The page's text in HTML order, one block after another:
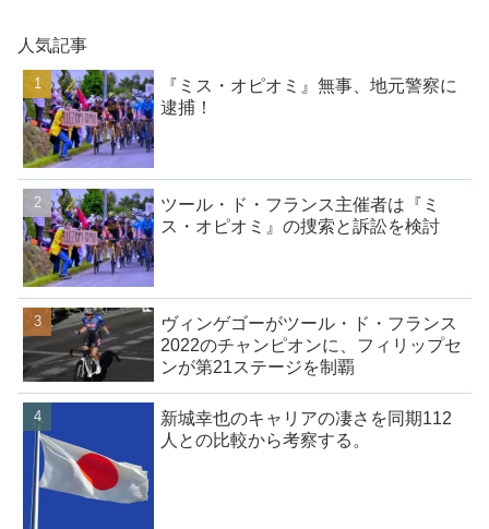
人気記事
『ミス・オピオミ』無事、地元警察に
逮捕！
ツール・ド・フランス主催者は『ミ
ス・オピオミ』の捜索と訴訟を検討
ヴィンゲゴーがツール・ド・フランス
2022のチャンピオンに、フィリップセ
ンが第21ステージを制覇
新城幸也のキャリアの凄さを同期112
人との比較から考察する。